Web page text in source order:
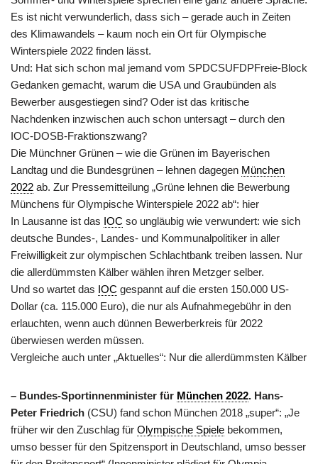
Es ist nicht verwunderlich, dass sich – gerade auch in Zeiten
des Klimawandels – kaum noch ein Ort für Olympische
Winterspiele 2022 finden lässt.
Und: Hat sich schon mal jemand vom SPDCSUFDPFreie-Block
Gedanken gemacht, warum die USA und Graubünden als
Bewerber ausgestiegen sind? Oder ist das kritische
Nachdenken inzwischen auch schon untersagt – durch den
IOC-DOSB-Fraktionszwang?
Die Münchner Grünen – wie die Grünen im Bayerischen
Landtag und die Bundesgrünen – lehnen dagegen München
2022 ab. Zur Pressemitteilung „Grüne lehnen die Bewerbung
Münchens für Olympische Winterspiele 2022 ab“: hier
In Lausanne ist das IOC so ungläubig wie verwundert: wie sich
deutsche Bundes-, Landes- und Kommunalpolitiker in aller
Freiwilligkeit zur olympischen Schlachtbank treiben lassen. Nur
die allerdümmsten Kälber wählen ihren Metzger selber.
Und so wartet das IOC gespannt auf die ersten 150.000 US-
Dollar (ca. 115.000 Euro), die nur als Aufnahmegebühr in den
erlauchten, wenn auch dünnen Bewerberkreis für 2022
überwiesen werden müssen.
Vergleiche auch unter „Aktuelles“: Nur die allerdümmsten Kälber
– Bundes-Sportinnenminister für München 2022. Hans-
Peter Friedrich (CSU) fand schon München 2018 „super“: „Je
früher wir den Zuschlag für Olympische Spiele bekommen,
umso besser für den Spitzensport in Deutschland, umso besser